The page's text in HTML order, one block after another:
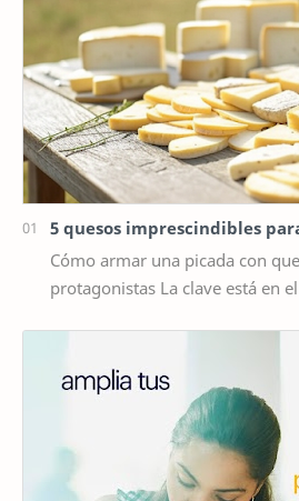
5 quesos imprescindibles
Cómo armar una picada con
protagonistas La clave está en